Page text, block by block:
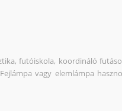
futóiskola, koordináló
vagy elemlámpa